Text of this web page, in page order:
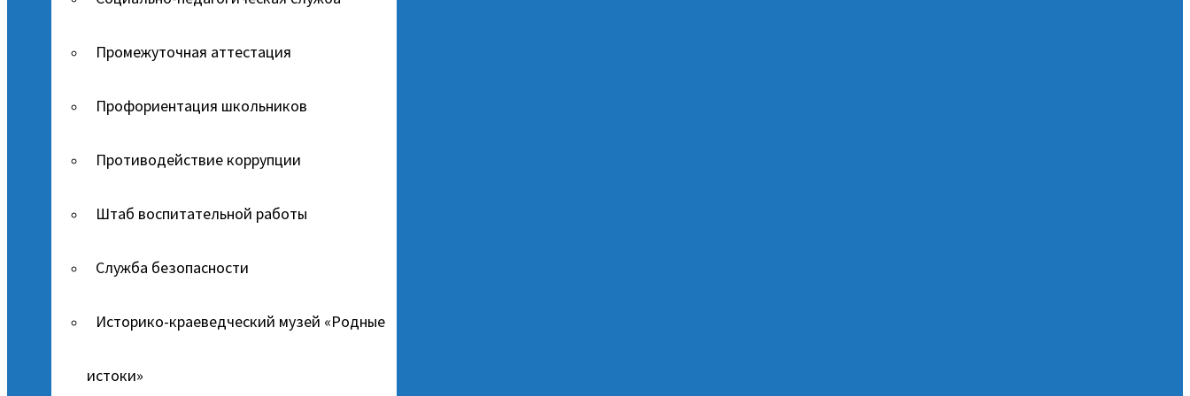
Промежуточная аттестация
Профориентация школьников
Противодействие коррупции
Штаб воспитательной работы
Служба безопасности
Историко-краеведческий музей «Родные
истоки»